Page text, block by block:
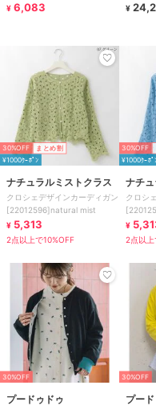
¥ 6,083 ¥
30%OFF
まとめ割
¥1000ｸｰﾎﾟﾝ
ナチュラルミストクラス
クロシェデザインカーディガン
[22012596]natural mist
¥ 5,313
2点以上で10%OFF
30%OFF
¥1000ｸｰﾎﾟ
ナチ
クロシ
¥
2点以
30%OFF
プードゥドゥ
30%OFF
プー